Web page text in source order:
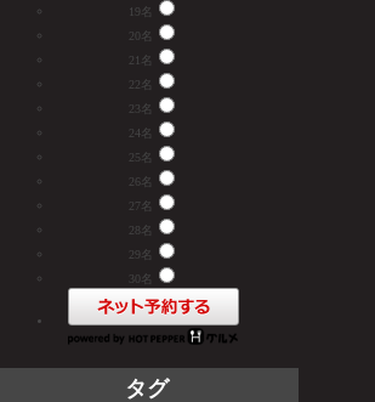
19名
20名
21名
22名
23名
24名
25名
26名
27名
28名
29名
30名
タグ